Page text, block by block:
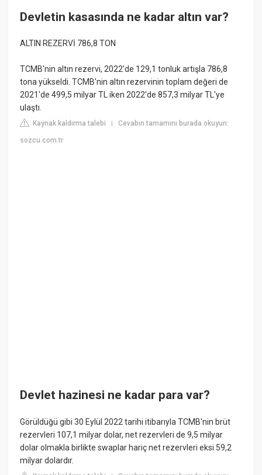
Devletin kasasında ne kadar altın var?
ALTIN REZERVİ 786,8 TON
TCMB'nin altın rezervi, 2022'de 129,1 tonluk artışla 786,8
tona yükseldi. TCMB'nin altın rezervinin toplam değeri de
2021'de 499,5 milyar TL iken 2022'de 857,3 milyar TL'ye
ulaştı.
Kaynak kaldırma talebi |Cevabın tamamını burada okuyun:
sozcu.com.tr
Devlet hazinesi ne kadar para var?
Görüldüğü gibi 30 Eylül 2022 tarihi itibarıyla TCMB'nin brüt
rezervleri 107,1 milyar dolar, net rezervleri de 9,5 milyar
dolar olmakla birlikte swaplar hariç net rezervleri eksi 59,2
milyar dolardır.